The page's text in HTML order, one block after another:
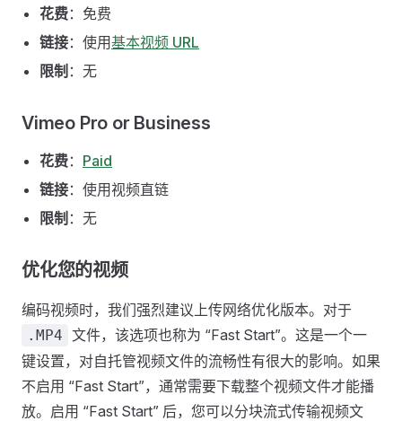
花费：免费
链接：使用基本视频 URL
限制 ：无
Vimeo Pro or Business
花费： Paid
链接：使用视频直链
限制 ：无
优化您的视频
编码视频时，我们强烈建议上传网络优化版本。对于
.MP4 文件，该选项也称为 “Fast Start”。这是一个一
键设置，对自托管视频文件的流畅性有很大的影响。如果
不启用 “Fast Start”，通常需要下载整个视频文件才能播
放。启用 “Fast Start” 后，您可以分块流式传输视频文